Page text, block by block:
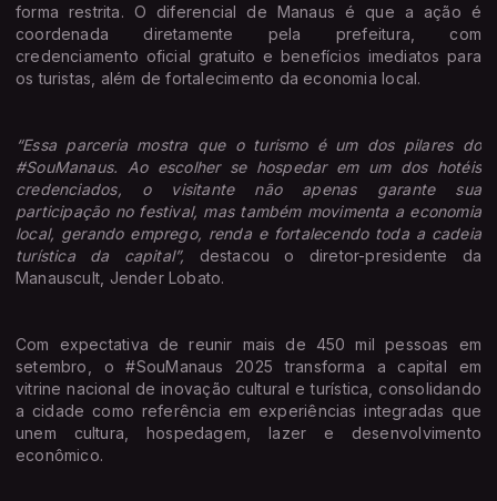
forma restrita. O diferencial de Manaus é que a ação é
coordenada diretamente pela prefeitura, com
credenciamento oficial gratuito e benefícios imediatos para
os turistas, além de fortalecimento da economia local.
“Essa parceria mostra que o turismo é um dos pilares do
#SouManaus. Ao escolher se hospedar em um dos hotéis
credenciados, o visitante não apenas garante sua
participação no festival, mas também movimenta a economia
local, gerando emprego, renda e fortalecendo toda a cadeia
turística da capital”, destacou o diretor-presidente da
Manauscult, Jender Lobato.
Com expectativa de reunir mais de 450 mil pessoas em
setembro, o #SouManaus 2025 transforma a capital em
vitrine nacional de inovação cultural e turística, consolidando
a cidade como referência em experiências integradas que
unem cultura, hospedagem, lazer e desenvolvimento
econômico.